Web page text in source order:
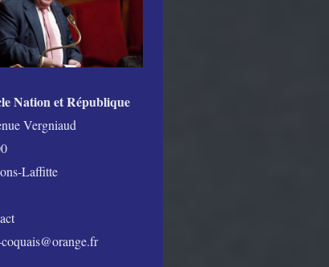
NationetRépublique
Vergniaud
Laffitte